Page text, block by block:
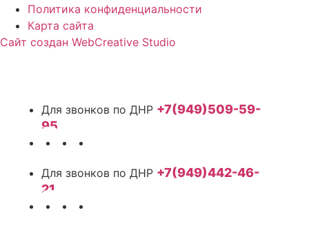
Политика конфиденциальности
Карта сайта
Сайт создан WebCreative Studio
+7(949)509-59-
95
+7(949)442-46-
21